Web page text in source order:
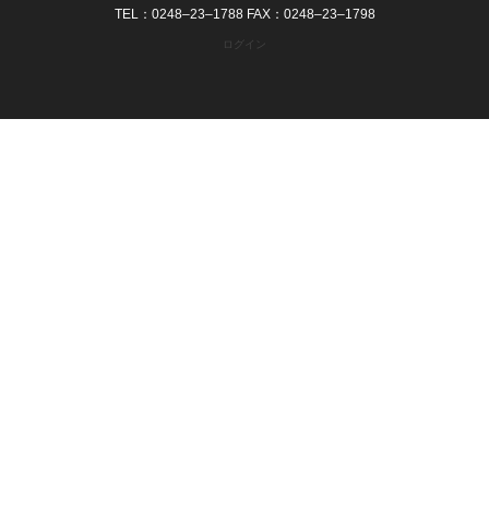
TEL：0248–23–1788 FAX：0248–23–1798
ログイン